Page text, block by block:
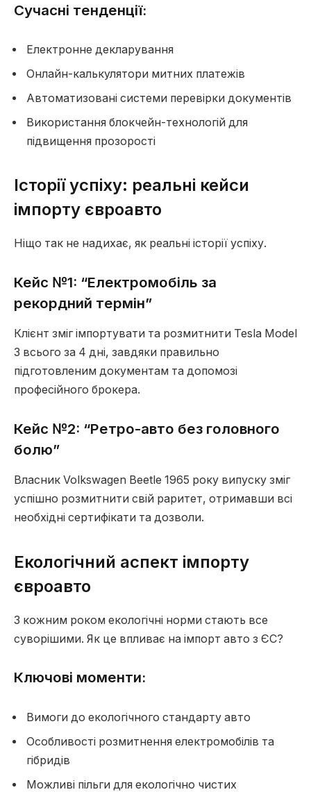
Сучасні тенденції:
Електронне декларування
Онлайн-калькулятори митних платежів
Автоматизовані системи перевірки документів
Використання блокчейн-технологій для
підвищення прозорості
Історії успіху: реальні кейси
імпорту євроавто
Ніщо так не надихає, як реальні історії успіху.
Кейс №1: “Електромобіль за
рекордний термін”
Клієнт зміг імпортувати та розмитнити Tesla Model
3 всього за 4 дні, завдяки правильно
підготовленим документам та допомозі
професійного брокера.
Кейс №2: “Ретро-авто без головного
болю”
Власник Volkswagen Beetle 1965 року випуску зміг
успішно розмитнити свій раритет, отримавши всі
необхідні сертифікати та дозволи.
Екологічний аспект імпорту
євроавто
З кожним роком екологічні норми стають все
суворішими. Як це впливає на імпорт авто з ЄС?
Ключові моменти:
Вимоги до екологічного стандарту авто
Особливості розмитнення електромобілів та
гібридів
Можливі пільги для екологічно чистих